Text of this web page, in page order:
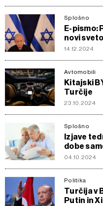
Splošno
E-pismo:
novi
14.12.2024
Avtomobili
Kitajski
Turčije
23.10.2024
Splošno
Izjave
dobe
04.10.2024
Politika
Turčija v
Putin in